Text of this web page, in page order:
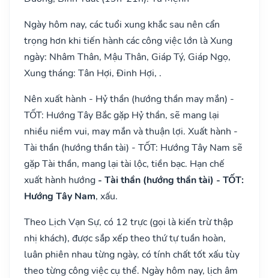
Ngày hôm nay, các tuổi xung khắc sau nên cẩn
trọng hơn khi tiến hành các công việc lớn là Xung
ngày: Nhâm Thân, Mậu Thân, Giáp Tý, Giáp Ngọ,
Xung tháng: Tân Hợi, Đinh Hợi, .
Nên xuất hành - Hỷ thần (hướng thần may mắn) -
TỐT: Hướng Tây Bắc gặp Hỷ thần, sẽ mang lại
nhiều niềm vui, may mắn và thuận lợi. Xuất hành -
Tài thần (hướng thần tài) - TỐT: Hướng Tây Nam sẽ
gặp Tài thần, mang lại tài lộc, tiền bạc. Hạn chế
xuất hành hướng - Tài thần (hướng thần tài) - TỐT:
Hướng Tây Nam, xấu.
Theo Lịch Vạn Sự, có 12 trực (gọi là kiến trừ thập
nhị khách), được sắp xếp theo thứ tự tuần hoàn,
luân phiên nhau từng ngày, có tính chất tốt xấu tùy
theo từng công việc cụ thể. Ngày hôm nay, lịch âm